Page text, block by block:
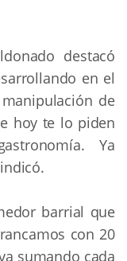
destacó
en el
de
hoy te lo piden
Ya
barrial que
con 20
sumando cada